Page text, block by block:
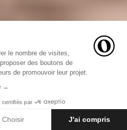
AVENTURES
le nombre de visites,
des boutons de
de promouvoir leur projet.
→
certifiés par
Choisir J'ai compris